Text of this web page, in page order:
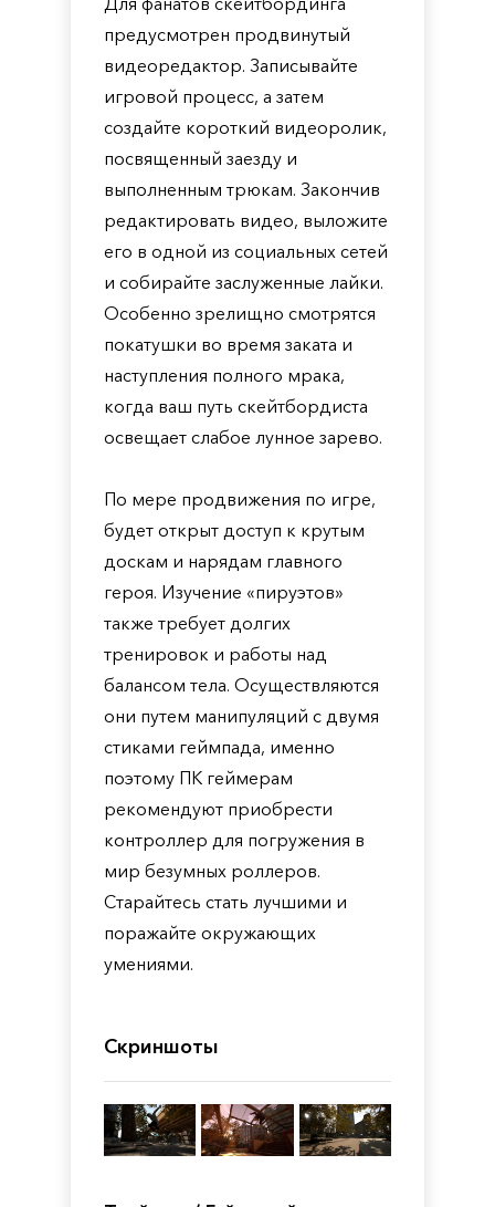
предусмотрен продвинутый
видеоредактор. Записывайте
игровой процесс, а затем
создайте короткий видеоролик,
посвященный заезду и
выполненным трюкам. Закончив
редактировать видео, выложите
его в одной из социальных сетей
и собирайте заслуженные лайки.
Особенно зрелищно смотрятся
покатушки во время заката и
наступления полного мрака,
когда ваш путь скейтбордиста
освещает слабое лунное зарево.
По мере продвижения по игре,
будет открыт доступ к крутым
доскам и нарядам главного
героя. Изучение «пируэтов»
также требует долгих
тренировок и работы над
балансом тела. Осуществляются
они путем манипуляций с двумя
стиками геймпада, именно
поэтому ПК геймерам
рекомендуют приобрести
контроллер для погружения в
мир безумных роллеров.
Старайтесь стать лучшими и
поражайте окружающих
умениями.
Скриншоты